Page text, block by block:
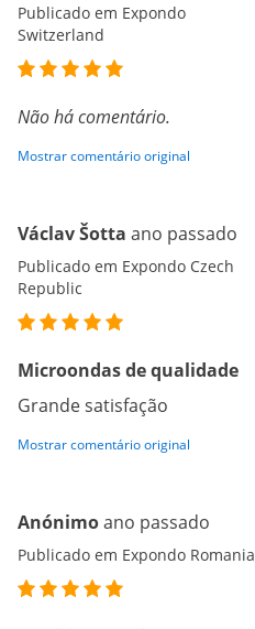
Publicado em Expondo
Switzerland
Não há comentário.
Mostrar comentário original
Václav Šotta ano passado
Publicado em Expondo Czech
Republic
Microondas de qualidade
Grande satisfação
Mostrar comentário original
Anónimoano passado
Publicado em Expondo Romania